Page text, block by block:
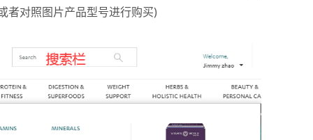
者对照图片产品型号进行购买)